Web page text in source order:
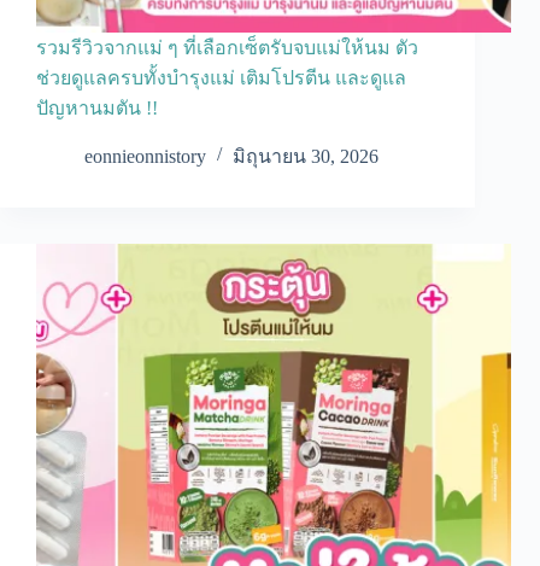
รวมรีวิวจากแม่ ๆ ที่เลือกเซ็ตรับจบแม่ให้นม ตัว
ช่วยดูแลครบทั้งบำรุงแม่ เติมโปรตีน และดูแล
ปัญหานมตัน !!
eonnieonnistory มิถุนายน 30, 2026